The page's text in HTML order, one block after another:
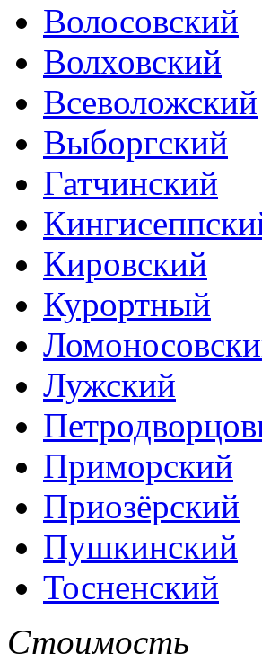
Волосовский
Волховский
Всеволожский
Выборгский
Гатчинский
Кировский
Курортный
Лужский
Приморский
Приозёрский
Пушкинский
Тосненский
Стоимость